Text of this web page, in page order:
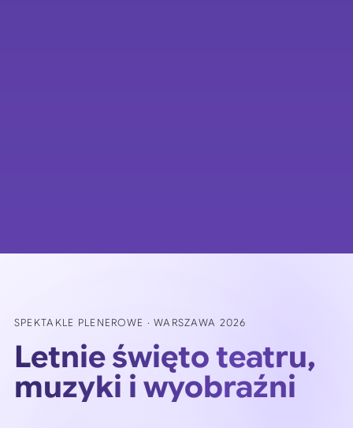
SPEKTAKLE PLENEROWE · WARSZAWA 2026
Letnie święto teatru,
muzyki i wyobraźni